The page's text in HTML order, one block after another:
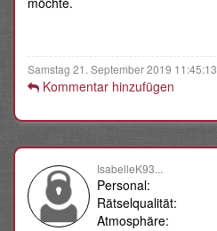
Samstag 21. September 2019 11:45:13
Kommentar hinzufügen
IsabelleK93...
Personal:
Rätselqualität:
Atmosphäre: